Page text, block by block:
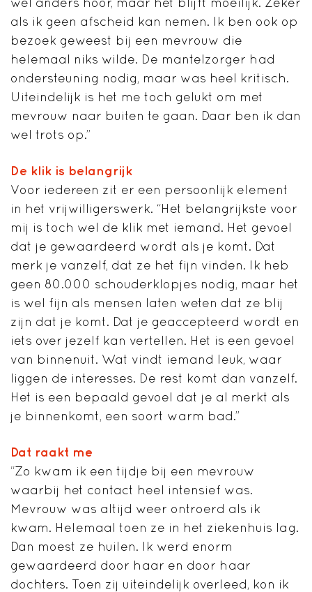
als ik geen afscheid kan nemen. Ik ben ook op
bezoek geweest bij een mevrouw die
helemaal niks wilde. De mantelzorger had
ondersteuning nodig, maar was heel kritisch.
Uiteindelijk is het me toch gelukt om met
mevrouw naar buiten te gaan. Daar ben ik dan
wel trots op.”
De klik is belangrijk
Voor iedereen zit er een persoonlijk element
in het vrijwilligerswerk. “Het belangrijkste voor
mij is toch wel de klik met iemand. Het gevoel
dat je gewaardeerd wordt als je komt. Dat
merk je vanzelf, dat ze het fijn vinden. Ik heb
geen 80.000 schouderklopjes nodig, maar het
is wel fijn als mensen laten weten dat ze blij
zijn dat je komt. Dat je geaccepteerd wordt en
iets over jezelf kan vertellen. Het is een gevoel
van binnenuit. Wat vindt iemand leuk, waar
liggen de interesses. De rest komt dan vanzelf.
Het is een bepaald gevoel dat je al merkt als
je binnenkomt, een soort warm bad.”
Dat raakt me
“Zo kwam ik een tijdje bij een mevrouw
waarbij het contact heel intensief was.
Mevrouw was altijd weer ontroerd als ik
kwam. Helemaal toen ze in het ziekenhuis lag.
Dan moest ze huilen. Ik werd enorm
gewaardeerd door haar en door haar
dochters. Toen zij uiteindelijk overleed, kon ik